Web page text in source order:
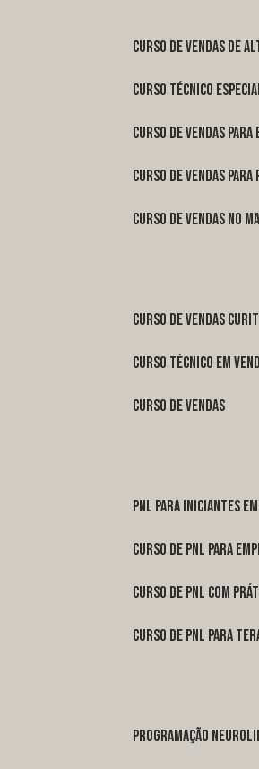
curso de vendas de
curso técnico
curso de vendas
curso de vendas
curso de vendas no
curso de vendas
curso técnico em
curso de vendas
pnl para iniciantes
curso de pnl para
curso de pnl com
curso de pnl para
programação